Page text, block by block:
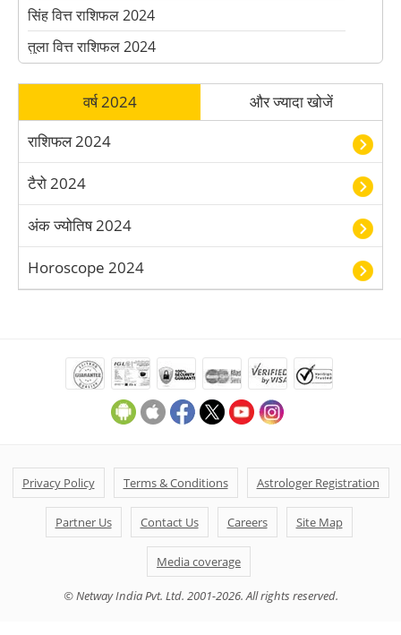
सिंह वित्त राशिफल 2024
तुला वित्त राशिफल 2024
धनु वित्त राशिफल 2024
मकर वित्त राशिफल 2024
कुंभ वित्त राशिफल 2024
मीन वित्त राशिफल 2024
वर्ष 2024
और ज्यादा खोजें
राशिफल 2024
टैरो 2024
अंक ज्योतिष 2024
Horoscope 2024
Privacy Policy Terms & Conditions Astrologer Registration
Partner Us Contact Us Careers Site Map
Media coverage
© Netway India Pvt. Ltd. 2001-2026. All rights reserved.